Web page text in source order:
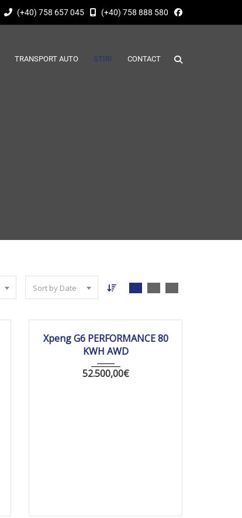
(+40) 758 657 045 (+40) 758 888 580
TRANSPORT AUTO STIRI CONTACT
Sort by Date
Autom... 10 km
Xpeng G6 PERFORMANCE 80
KWH AWD
52.500,00€